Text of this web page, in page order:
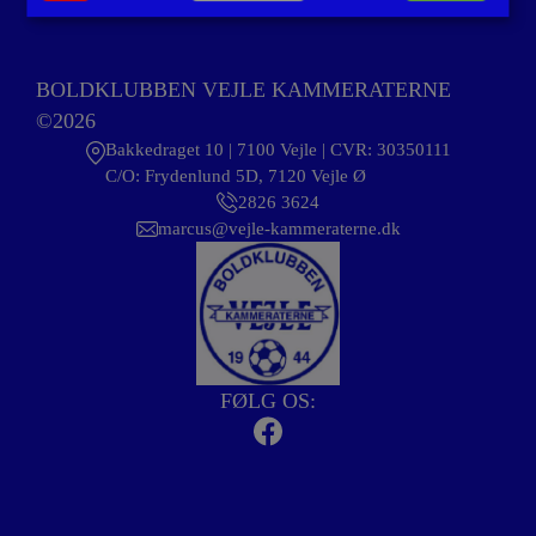
BOLDKLUBBEN VEJLE KAMMERATERNE
©2026
Bakkedraget 10 | 7100 Vejle | CVR: 30350111
C/O: Frydenlund 5D, 7120 Vejle Ø
2826 3624
marcus@vejle-kammeraterne.dk
FØLG OS: